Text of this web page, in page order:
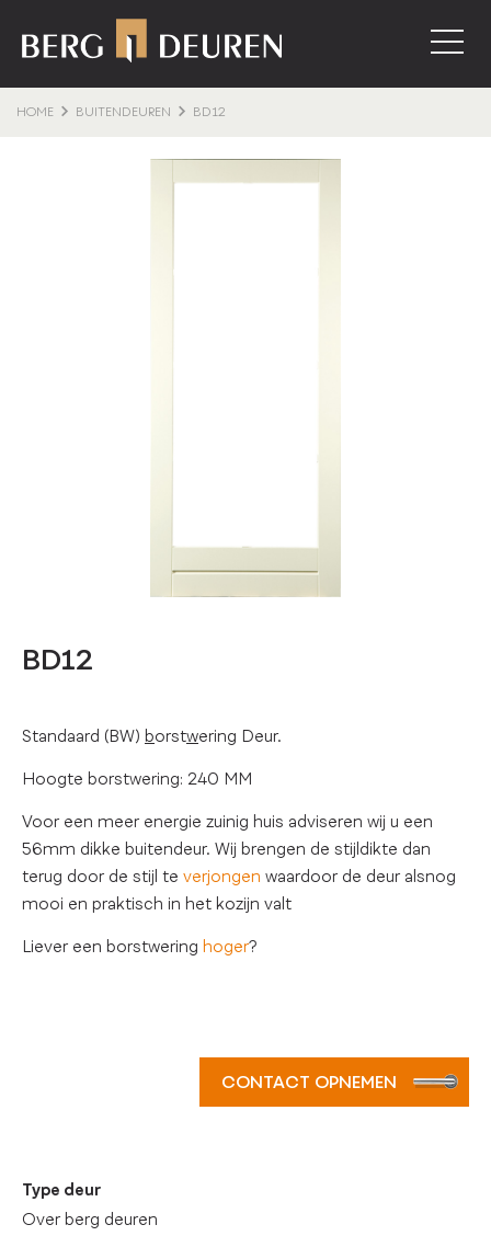
HOME BUITENDEUREN BD12
BD12
Standaard (BW) borstwering Deur.
Hoogte borstwering: 240 MM
Voor een meer energie zuinig huis adviseren wij u een
56mm dikke buitendeur. Wij brengen de stijldikte dan
terug door de stijl te verjongen waardoor de deur alsnog
mooi en praktisch in het kozijn valt
Liever een borstwering hoger?
CONTACT OPNEMEN
Type deur
Over berg deuren